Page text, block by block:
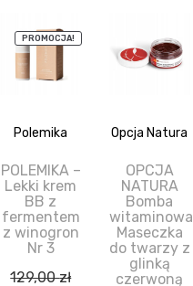
PROMOCJA!
Polemika
POLEMIKA –
Lekki krem
BB z
fermentem
z winogron
Nr 3
129,00zł
Opcja Natura
OPCJA
NATURA
Bomba
witaminowa
Maseczka
do twarzy z
glinką
czerwoną